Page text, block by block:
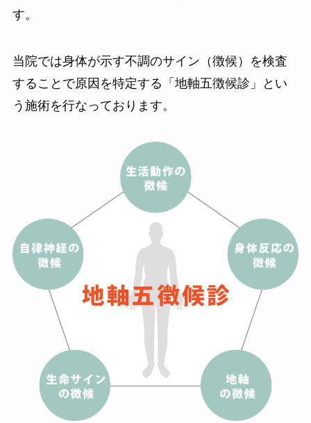
す。
当院では身体が示す不調のサイン（徴候）を検査
することで原因を特定する「地軸五徴候診」とい
う施術を行なっております。